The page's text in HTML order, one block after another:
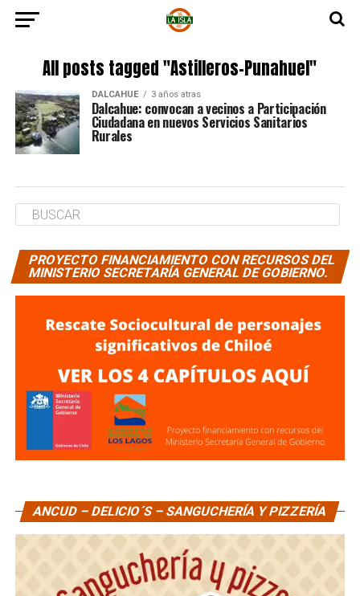
All posts tagged "Astilleros-Punahuel"
DALCAHUE 3 años atras
Dalcahue: convocan a vecinos a Participación
Ciudadana en nuevos Servicios Sanitarios
Rurales
PROYECTO FINANCIAMIENTO CON RECURSOS DEL
MINISTERIO SECRETARÍA GENERAL DE GOBIERNO.
ANCUD – DELICIO´S – SANGUCHERÍA Y PIZZERÍA